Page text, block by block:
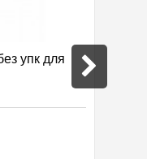
упк для